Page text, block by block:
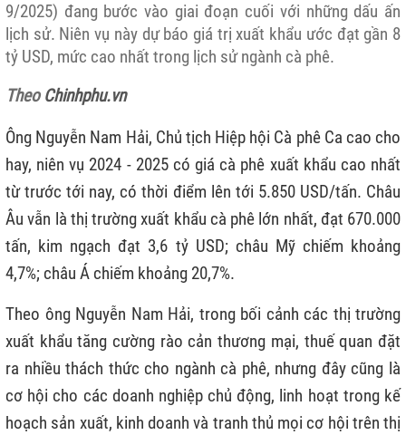
9/2025) đang bước vào giai đoạn cuối với những dấu ấn
lịch sử. Niên vụ này dự báo giá trị xuất khẩu ước đạt gần 8
tỷ USD, mức cao nhất trong lịch sử ngành cà phê.
Theo Chinhphu.vn
Ông Nguyễn Nam Hải, Chủ tịch Hiệp hội Cà phê Ca cao cho
hay, niên vụ 2024 - 2025 có giá cà phê xuất khẩu cao nhất
từ trước tới nay, có thời điểm lên tới 5.850 USD/tấn. Châu
Âu vẫn là thị trường xuất khẩu cà phê lớn nhất, đạt 670.000
tấn, kim ngạch đạt 3,6 tỷ USD; châu Mỹ chiếm khoảng
4,7%; châu Á chiếm khoảng 20,7%.
Theo ông Nguyễn Nam Hải, trong bối cảnh các thị trường
xuất khẩu tăng cường rào cản thương mại, thuế quan đặt
ra nhiều thách thức cho ngành cà phê, nhưng đây cũng là
cơ hội cho các doanh nghiệp chủ động, linh hoạt trong kế
hoạch sản xuất, kinh doanh và tranh thủ mọi cơ hội trên thị